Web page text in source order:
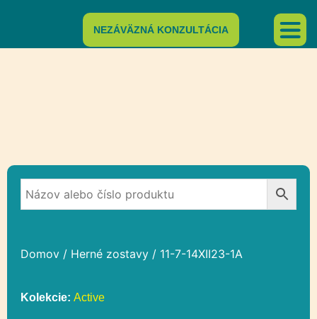
NEZÁVÄZNÁ KONZULTÁCIA
Domov / Herné zostavy / 11-7-14XII23-1A
Kolekcie: Active